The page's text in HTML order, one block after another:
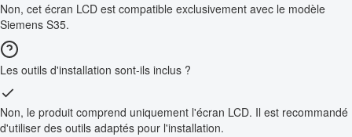
Non, cet écran LCD est compatible exclusivement avec le modèle
Siemens S35.
Les outils d'installation sont-ils inclus ?
Non, le produit comprend uniquement l'écran LCD. Il est recommandé
d'utiliser des outils adaptés pour l'installation.